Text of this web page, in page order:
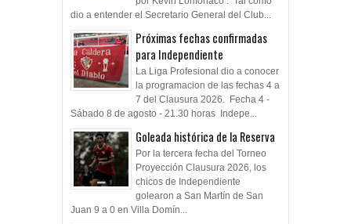
dio a entender el Secretario General del Club...
Próximas fechas confirmadas
para Independiente
La Liga Profesional dio a conocer
la programacion de las fechas 4 a
7 del Clausura 2026. Fecha 4 -
Sábado 8 de agosto - 21.30 horas Indepe...
Goleada histórica de la Reserva
Por la tercera fecha del Torneo
Proyección Clausura 2026, los
chicos de Independiente
golearon a San Martín de San
Juan 9 a 0 en Villa Domín...